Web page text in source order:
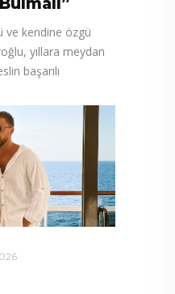
ve kendine özgü
yıllara meydan
başarılı